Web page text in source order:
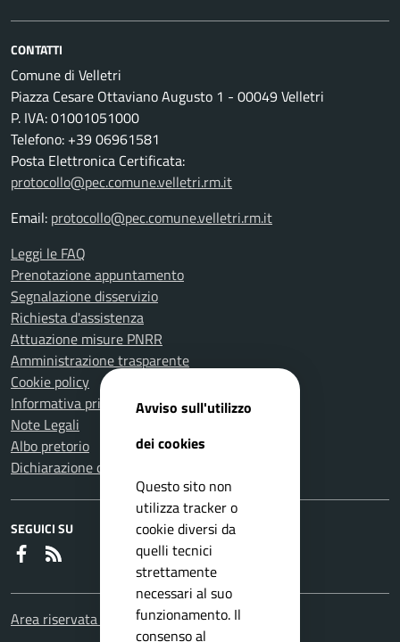
CONTATTI
Comune di Velletri
Piazza Cesare Ottaviano Augusto 1 - 00049 Velletri
P. IVA: 01001051000
Telefono: +39 06961581
Posta Elettronica Certificata:
protocollo@pec.comune.velletri.rm.it
Email: protocollo@pec.comune.velletri.rm.it
Leggi le FAQ
Prenotazione appuntamento
Segnalazione disservizio
Richiesta d'assistenza
Attuazione misure PNRR
Amministrazione trasparente
Cookie policy
Informativa privacy
Note Legali
Albo pretorio
Dichiarazione di accessibilità
SEGUICI SU
Faceboook
Area riservata Dipendenti
Avviso sull'utilizzo
dei cookies
Questo sito non
utilizza tracker o
cookie diversi da
quelli tecnici
strettamente
necessari al suo
funzionamento. Il
consenso al